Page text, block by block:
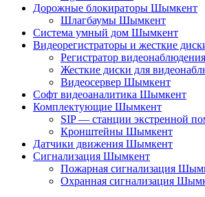
Дорожные блокираторы Шымкент
Шлагбаумы Шымкент
Система умный дом Шымкент
Видеорегистраторы и жесткие
Регистратор
Жесткие диски для
Видеосервер Шымкент
Софт видеоаналитика Шымкент
Комплектующие Шымкент
SIP — станции экстренной
Кронштейны Шымкент
Датчики движения Шымкент
Сигнализация Шымкент
Пожарная сигнализация
Охранная сигнализация